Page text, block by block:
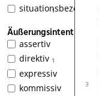
1
situationsbezogen
Äußerungsintention
assertiv
1
direktiv
expressiv
kommissiv
3